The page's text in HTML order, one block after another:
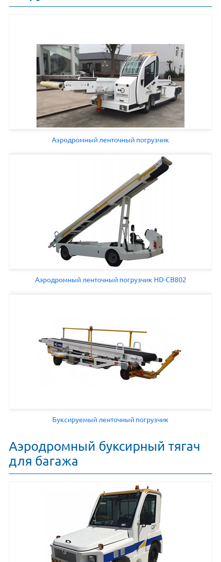
Аэродромный ленточный погрузчик
Аэродромный ленточный погрузчик HD-CB802
Буксируемый ленточный погрузчик
Аэродромный буксирный тягач
для багажа